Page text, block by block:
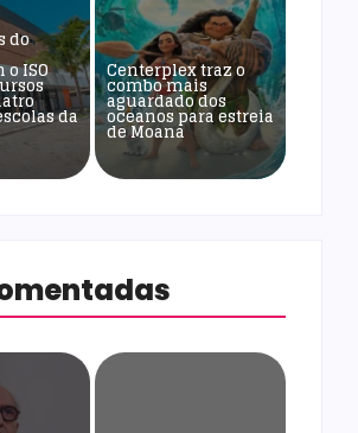
do
ISO
da
Centerplex traz o
combo mais
aguardado dos
oceanos para estreia
de Moana